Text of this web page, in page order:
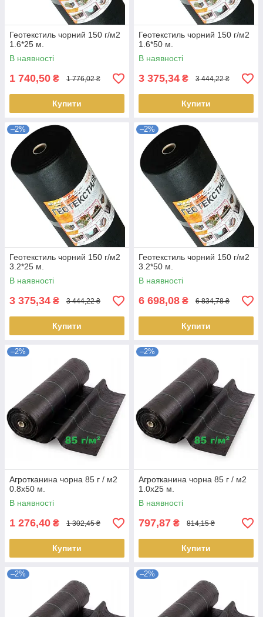
Геотекстиль чорний 150 г/м2
1.6*25 м.
В наявності
1 740,50 ₴ 1 776,02 ₴
Купити
Геотекстиль чорний 150 г/м2
1.6*50 м.
В наявності
3 375,34 ₴ 3 444,22 ₴
Купити
–2%
Геотекстиль чорний 150 г/м2
3.2*25 м.
В наявності
3 375,34 ₴ 3 444,22 ₴
Купити
–2%
Геотекстиль чорний 150 г/м2
3.2*50 м.
В наявності
6 698,08 ₴ 6 834,78 ₴
Купити
–2%
Агротканина чорна 85 г / м2
0.8х50 м.
В наявності
1 276,40 ₴ 1 302,45 ₴
Купити
–2%
Агротканина чорна 85 г / м2
1.0х25 м.
В наявності
797,87 ₴ 814,15 ₴
Купити
–2% –2%